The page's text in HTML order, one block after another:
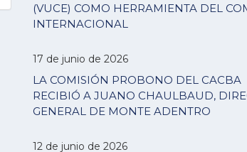
(VUCE) COMO HERRAMIENTA DEL
INTERNACIONAL
17 de junio de 2026
LA COMISIÓN PROBONO DEL CACBA
RECIBIÓ A JUANO CHAULBAUD,
GENERAL DE MONTE ADENTRO
12 de junio de 2026